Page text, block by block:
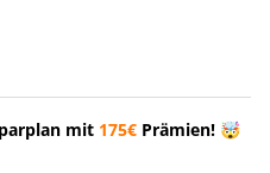
mit 175€ Prämien! 🤯